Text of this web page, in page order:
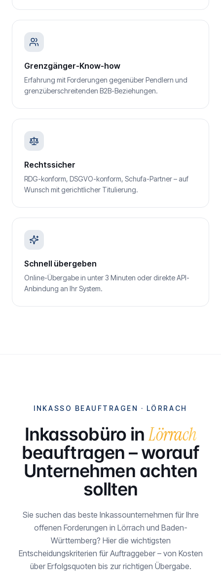
Grenzgänger-Know-how
Erfahrung mit Forderungen gegenüber Pendlern und
grenzüberschreitenden B2B-Beziehungen.
Rechtssicher
RDG-konform, DSGVO-konform, Schufa-Partner – auf
Wunsch mit gerichtlicher Titulierung.
Schnell übergeben
Online-Übergabe in unter 3 Minuten oder direkte API-
Anbindung an Ihr System.
INKASSO BEAUFTRAGEN · LÖRRACH
Inkassobüro inLörrach
beauftragen – worauf
Unternehmen achten
sollten
Sie suchen das beste Inkassounternehmen für Ihre
offenen Forderungen in Lörrach und Baden-
Württemberg? Hier die wichtigsten
Entscheidungskriterien für Auftraggeber – von Kosten
über Erfolgsquoten bis zur richtigen Übergabe.